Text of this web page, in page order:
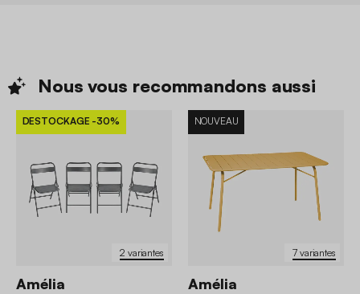
Nous vous recommandons aussi
2 variantes
DESTOCKAGE -30%
Amélia
7 variantes
NOUVEAU
Amélia